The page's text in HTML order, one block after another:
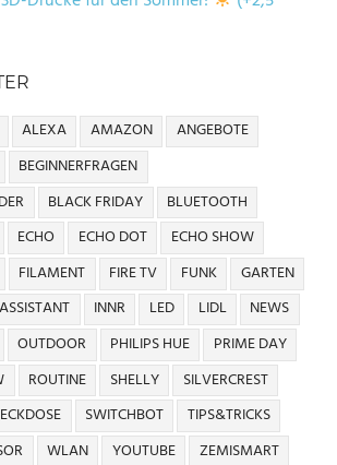
ALEXA AMAZON
ANGEBOTE
BEGINNERFRAGEN
BLACK FRIDAY
BLUETOOTH
ECHO ECHO DOT
ECHO SHOW
FILAMENT FIRE TV FUNK
GARTEN
INNR LED LIDL
NEWS
OUTDOOR PHILIPS HUE
PRIME DAY
ROUTINE SHELLY
SILVERCREST
SWITCHBOT
TIPS&TRICKS
WLAN YOUTUBE
ZEMISMART